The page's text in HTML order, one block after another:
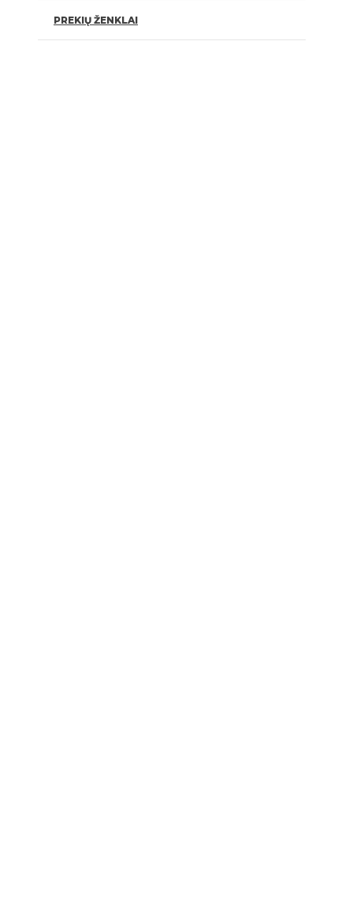
PREKIŲ ŽENKLAI